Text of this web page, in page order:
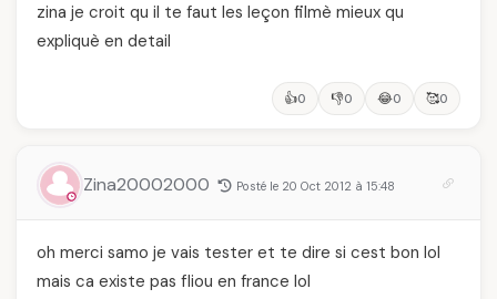
zina je croit qu il te faut les leçon filmè mieux qu
expliquè en detail
👍0 👎0 😂0 🥰0
Zina20002000 Posté le 20 Oct 2012 à 15:48
oh merci samo je vais tester et te dire si cest bon lol
mais ca existe pas fliou en france lol